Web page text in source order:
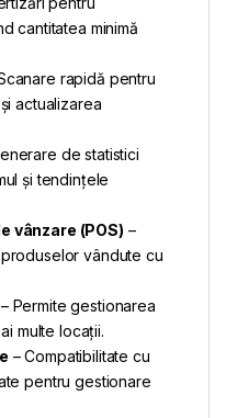
cantitatea minimă
rapidă pentru
actualizarea
de statistici
și tendințele
vânzare (POS) –
vândute cu
Permite gestionarea
multe locații.
– Compatibilitate cu
pentru gestionare